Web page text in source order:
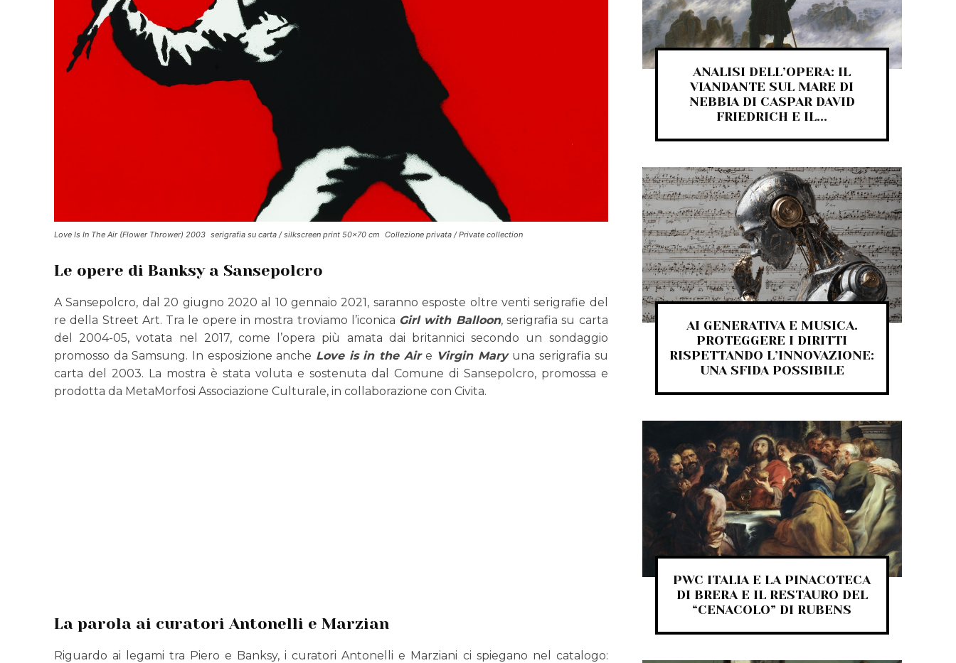
Love Is In The Air (Flower Thrower) 2003 serigrafia su carta / silkscreen print 50×70 cm Collezione privata / Private collection
Le opere di Banksy a Sansepolcro
A Sansepolcro, dal 20 giugno 2020 al 10 gennaio 2021, saranno esposte oltre venti serigrafie del
re della Street Art. Tra le opere in mostra troviamo l’iconica Girl with Balloon, serigrafia su carta
del 2004-05, votata nel 2017, come l’opera più amata dai britannici secondo un sondaggio
promosso da Samsung. In esposizione anche Love is in the Aire Virgin Mary una serigrafia su
carta del 2003. La mostra è stata voluta e sostenuta dal Comune di Sansepolcro, promossa e
prodotta da MetaMorfosi Associazione Culturale, in collaborazione con Civita.
La parola ai curatori Antonelli e Marzian
Riguardo ai legami tra Piero e Banksy, i curatori Antonelli e Marziani ci spiegano nel catalogo:
ANALISI DELL’OPERA: IL
VIANDANTE SUL MARE DI
NEBBIA DI CASPAR DAVID
FRIEDRICH E IL...
AI GENERATIVA E MUSICA.
PROTEGGERE I DIRITTI
RISPETTANDO L’INNOVAZIONE:
UNA SFIDA POSSIBILE
PWC ITALIA E LA PINACOTECA
DI BRERA E IL RESTAURO DEL
“CENACOLO” DI RUBENS